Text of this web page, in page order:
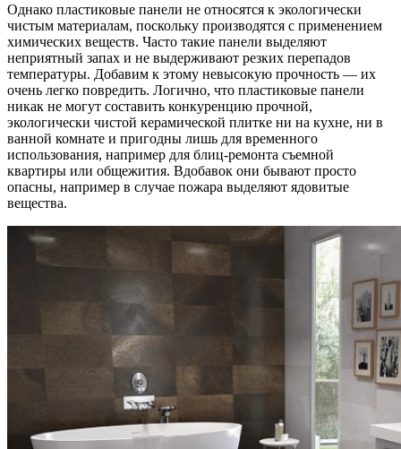
Однако пластиковые панели не относятся к экологически
чистым материалам, поскольку производятся с применением
химических веществ. Часто такие панели выделяют
неприятный запах и не выдерживают резких перепадов
температуры. Добавим к этому невысокую прочность — их
очень легко повредить. Логично, что пластиковые панели
никак не могут составить конкуренцию прочной,
экологически чистой керамической плитке ни на кухне, ни в
ванной комнате и пригодны лишь для временного
использования, например для блиц-ремонта съемной
квартиры или общежития. Вдобавок они бывают просто
опасны, например в случае пожара выделяют ядовитые
вещества.